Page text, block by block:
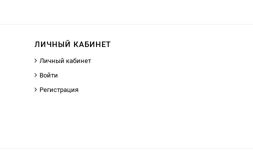
ЛИЧНЫЙ КАБИНЕТ
Личный кабинет
Войти
Регистрация